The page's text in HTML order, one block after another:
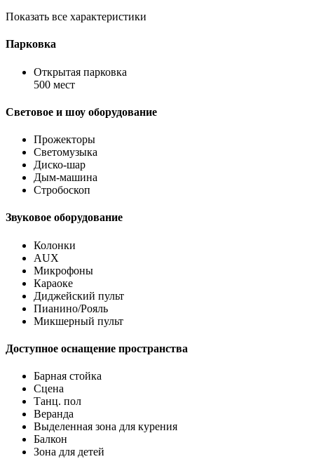
Показать все характеристики
Парковка
Открытая парковка
500 мест
Световое и шоу оборудование
Прожекторы
Светомузыка
Диско-шар
Дым-машина
Стробоскоп
Звуковое оборудование
Колонки
AUX
Микрофоны
Караоке
Диджейский пульт
Пианино/Рояль
Микшерный пульт
Доступное оснащение пространства
Барная стойка
Сцена
Танц. пол
Веранда
Выделенная зона для курения
Балкон
Зона для детей